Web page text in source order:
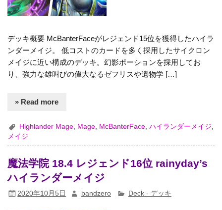
デッキ概要 McBanterFaceがレジェンド15位を獲得したハイラ
ンダーメイジ。 低コストのカードを多く採用したサイクロン
メイジに近い構成のデッキ。幻影ポーションを採用してお
り、強力な雄叫びの偉大なるゼフリスや遺物学 […]
» Read more
Highlander Mage Mage McBanterFace ,ハイランダーメイジ
メイジ
魔法学院 18.4 レジェンド16位 rainyday’s
ハイランダーメイジ
2020年10月5日 bandzero Deck - デッキ